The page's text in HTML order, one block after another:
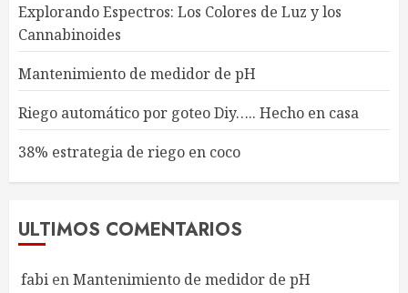
Explorando Espectros: Los Colores de Luz y los
Cannabinoides
Mantenimiento de medidor de pH
Riego automático por goteo Diy….. Hecho en casa
38% estrategia de riego en coco
ULTIMOS COMENTARIOS
fabi enMantenimiento de medidor de pH